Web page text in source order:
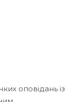
оповідань із